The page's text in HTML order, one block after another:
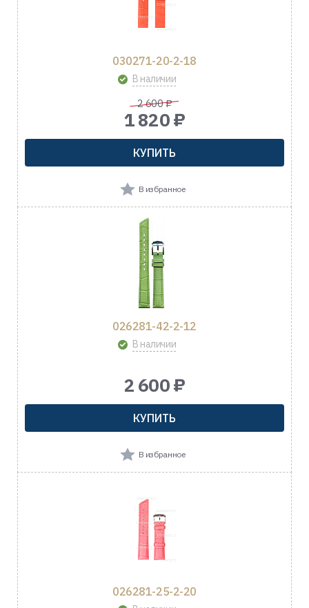
030271-20-2-18
В наличии
2 600 ₽
1 820 ₽
КУПИТЬ
В избранное
026281-42-2-12
В наличии
2 600 ₽
КУПИТЬ
В избранное
026281-25-2-20